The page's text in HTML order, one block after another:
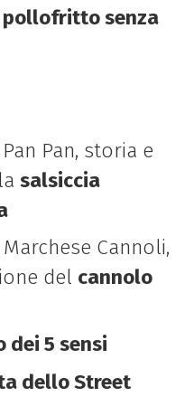
pollofritto senza
Pan, storia e
salsiccia
Cannoli,
del cannolo
dei 5 sensi
dello Street